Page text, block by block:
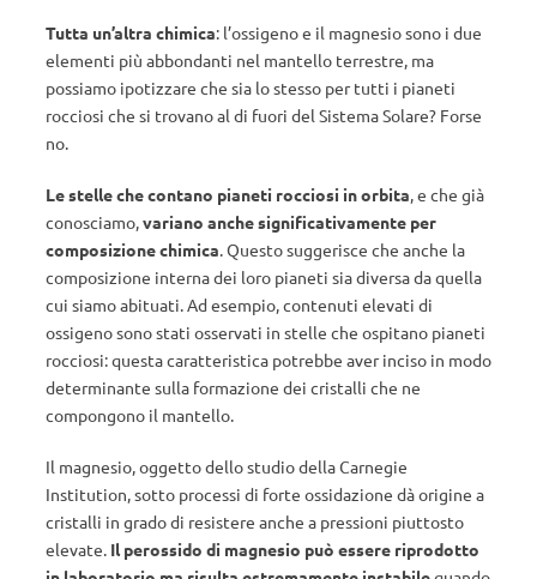
Tutta un’altra chimica: l’ossigeno e il magnesio sono i due
elementi più abbondanti nel mantello terrestre, ma
possiamo ipotizzare che sia lo stesso per tutti i pianeti
rocciosi che si trovano al di fuori del Sistema Solare? Forse
no.
Le stelle che contano pianeti rocciosi in orbita, e che già
conosciamo,variano anche significativamente per
composizione chimica. Questo suggerisce che anche la
composizione interna dei loro pianeti sia diversa da quella
cui siamo abituati. Ad esempio, contenuti elevati di
ossigeno sono stati osservati in stelle che ospitano pianeti
rocciosi: questa caratteristica potrebbe aver inciso in modo
determinante sulla formazione dei cristalli che ne
compongono il mantello.
Il magnesio, oggetto dello studio della Carnegie
Institution, sotto processi di forte ossidazione dà origine a
cristalli in grado di resistere anche a pressioni piuttosto
elevate. Il perossido di magnesio può essere riprodotto